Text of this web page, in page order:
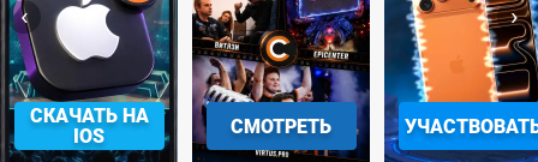
СКАЧАТЬ НА
IOS
СМОТРЕТЬ
‹ ›